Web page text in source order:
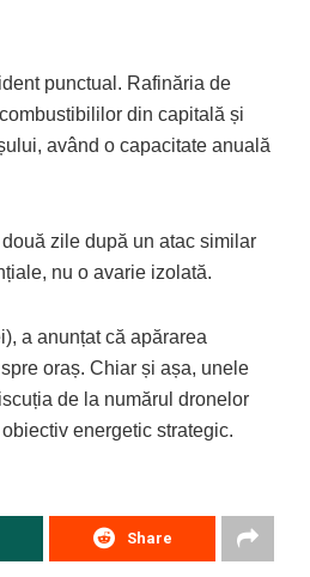
punctual. Rafinăria de
din capitală și
având o capacitate anuală
zile după un atac similar
nu o avarie izolată.
a anunțat că apărarea
oraș. Chiar și așa, unele
de la numărul dronelor
energetic strategic.
Share